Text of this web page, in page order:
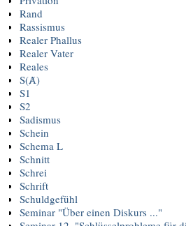
Rand
Rassismus
Realer Phallus
Realer Vater
Reales
S(Ⱥ)
S1
S2
Sadismus
Schein
Schema L
Schnitt
Schrei
Schrift
Schuldgefühl
Seminar "Über einen Diskurs ..."